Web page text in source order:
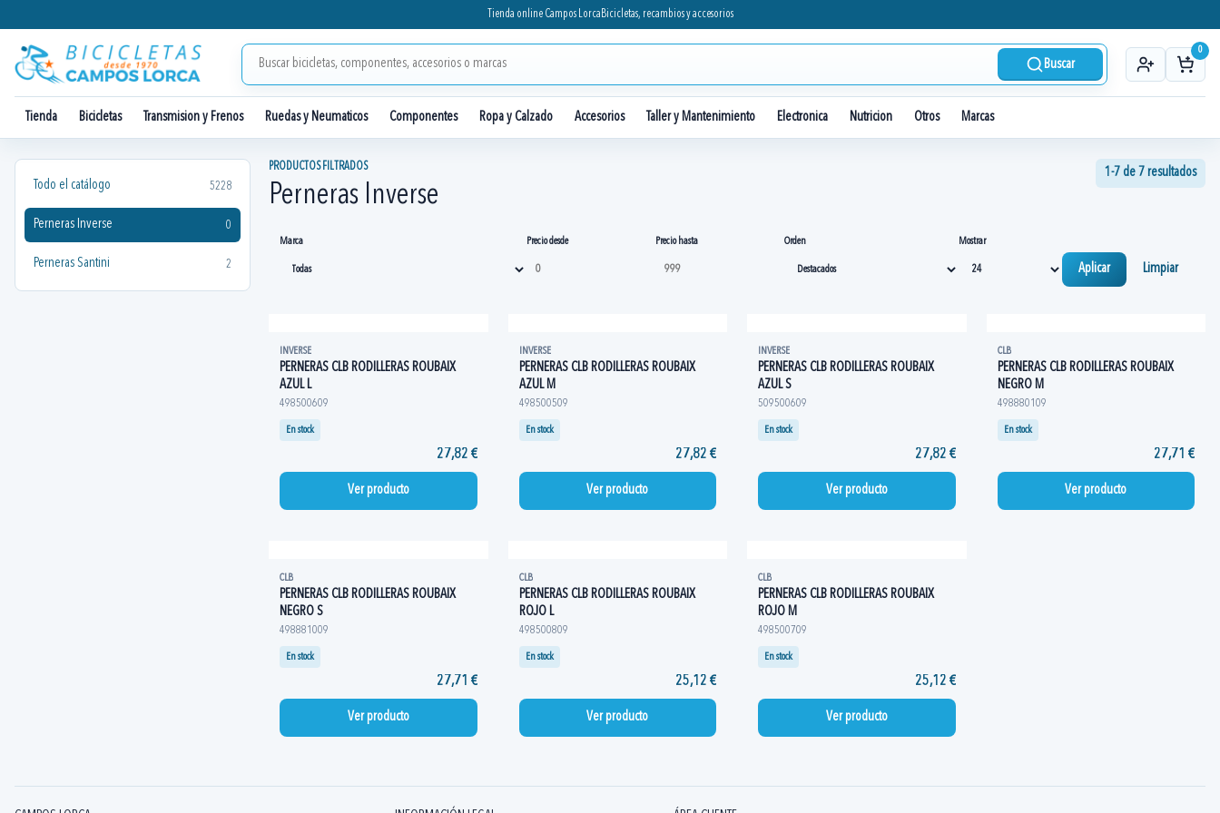
Tienda online Campos Lorca Bicicletas, recambios y accesorios
Buscar
0
Tienda Bicicletas Transmision y Frenos Ruedas y Neumaticos Componentes Ropa y Calzado Accesorios Taller y Mantenimiento Electronica Nutricion Otros Marcas
Todo el catálogo 5228
Perneras Inverse 0
Perneras Santini 2
PRODUCTOS FILTRADOS
Perneras Inverse
1-7 de 7 resultados
Marca Precio desde Precio hasta Orden Mostrar
Aplicar Limpiar
INVERSE
PERNERAS CLB RODILLERAS ROUBAIX
AZUL L
498500609
En stock
27,82 €
Ver producto
INVERSE
PERNERAS CLB RODILLERAS ROUBAIX
AZUL M
498500509
En stock
27,82 €
Ver producto
INVERSE
PERNERAS CLB RODILLERAS ROUBAIX
AZUL S
509500609
En stock
27,82 €
Ver producto
CLB
PERNERAS CLB RODILLERAS ROUBAIX
NEGRO M
498880109
En stock
27,71 €
Ver producto
CLB
PERNERAS CLB RODILLERAS ROUBAIX
NEGRO S
498881009
En stock
27,71 €
Ver producto
CLB
PERNERAS CLB RODILLERAS ROUBAIX
ROJO L
498500809
En stock
25,12 €
Ver producto
CLB
PERNERAS CLB RODILLERAS ROUBAIX
ROJO M
498500709
En stock
25,12 €
Ver producto